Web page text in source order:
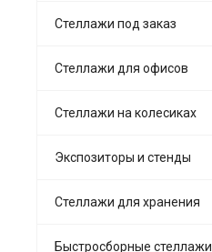
Стеллажи под заказ
Стеллажи для офисов
Cтеллажи на колесиках
Экспозиторы и стенды
Стеллажи для хранения
Быстросборные стеллажи